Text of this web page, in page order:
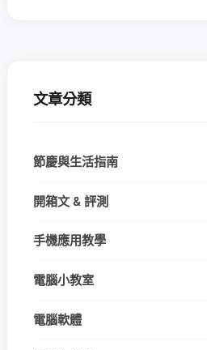
文章分類
節慶與生活指南
開箱文 & 評測
手機應用教學
電腦小教室
電腦軟體